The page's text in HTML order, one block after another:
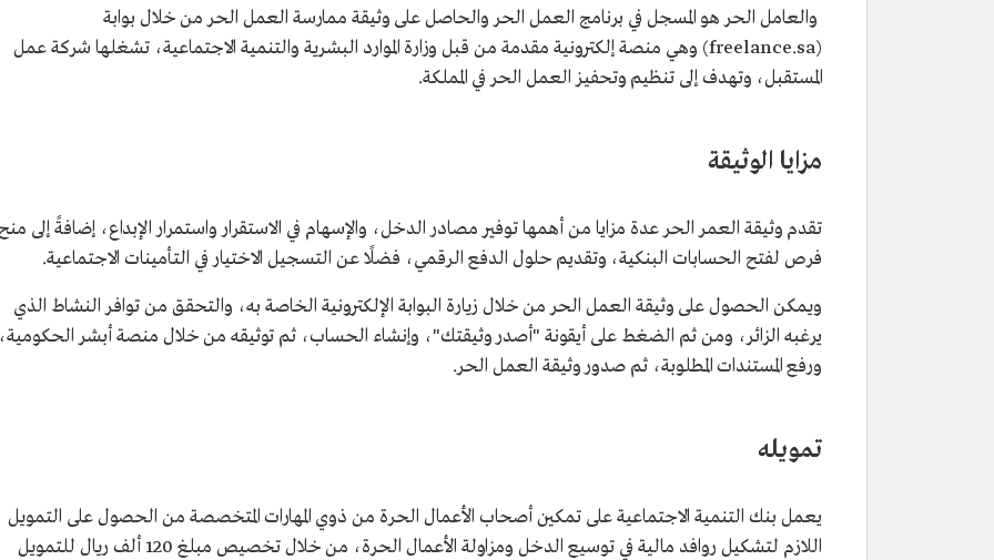
والعامل الحر هو المسجل في برنامج العمل الحر والحاصل على وثيقة ممارسة العمل الحر من خلال بوابة
(freelance.sa) وهي منصة إلكترونية مقدمة من قبل وزارة الموارد البشرية والتنمية الاجتماعية، تشغلها شركة عمل
المستقبل، وتهدف إلى تنظيم وتحفيز العمل الحر في المملكة.
مزايا الوثيقة
تقدم وثيقة العمر الحر عدة مزايا من أهمها توفير مصادر الدخل، والإسهام في الاستقرار واستمرار الإبداع، إضافةً إلى
فرص لفتح الحسابات البنكية، وتقديم حلول الدفع الرقمي، فضلًا عن التسجيل الاختيار في التأمينات الاجتماعية.
ويمكن الحصول على وثيقة العمل الحر من خلال زيارة البوابة الإلكترونية الخاصة به، والتحقق من توافر النشاط الذي
يرغبه الزائر، ومن ثم الضغط على أيقونة "أصدر وثيقتك"، وإنشاء الحساب، ثم توثيقه من خلال منصة أبشر
ورفع المستندات المطلوبة، ثم صدور وثيقة العمل الحر.
تمويله
يعمل بنك التنمية الاجتماعية على تمكين أصحاب الأعمال الحرة من ذوي المهارات المتخصصة من الحصول على التمويل
اللازم لتشكيل روافد مالية في توسيع الدخل ومزاولة الأعمال الحرة، من خلال تخصيص مبلغ 120 ألف ريال للتمويل